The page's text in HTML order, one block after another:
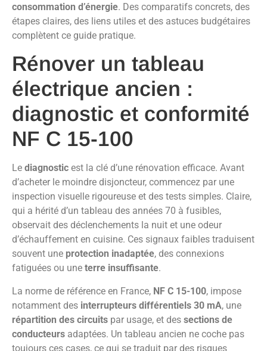
consommation d’énergie. Des comparatifs concrets, des
étapes claires, des liens utiles et des astuces budgétaires
complètent ce guide pratique.
Rénover un tableau
électrique ancien :
diagnostic et conformité
NF C 15-100
Le diagnostic est la clé d’une rénovation efficace. Avant
d’acheter le moindre disjoncteur, commencez par une
inspection visuelle rigoureuse et des tests simples. Claire,
qui a hérité d’un tableau des années 70 à fusibles,
observait des déclenchements la nuit et une odeur
d’échauffement en cuisine. Ces signaux faibles traduisent
souvent une protection inadaptée, des connexions
fatiguées ou une terre insuffisante.
La norme de référence en France, NF C 15-100, impose
notamment des interrupteurs différentiels 30 mA, une
répartition des circuits par usage, et des sections de
conducteurs adaptées. Un tableau ancien ne coche pas
toujours ces cases, ce qui se traduit par des risques